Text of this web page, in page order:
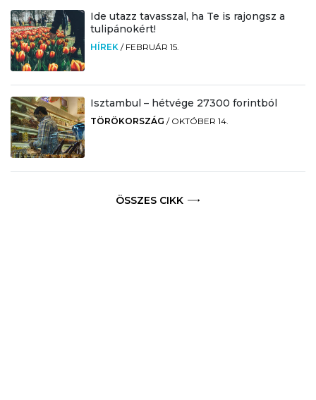
Ide utazz tavasszal, ha Te is rajongsz a
tulipánokért!
HÍREK / FEBRUÁR 15.
Isztambul – hétvége 27300 forintból
TÖRÖKORSZÁG / OKTÓBER 14.
ÖSSZES CIKK